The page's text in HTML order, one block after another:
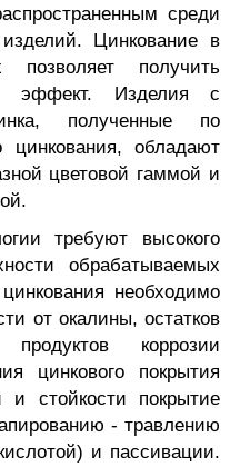
среди
Цинкование в
позволяет получить
эффект. Изделия с
полученные по
цинкования, обладают
цветовой гаммой и
требуют высокого
обрабатываемых
необходимо
от окалины, остатков
продуктов коррозии
цинкового покрытия
стойкости покрытие
- травлению
и пассивации.